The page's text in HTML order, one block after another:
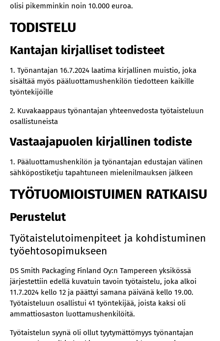
olisi pikemminkin noin 10.000 euroa.
TODISTELU
Kantajan kirjalliset todisteet
1. Työnantajan 16.7.2024 laatima kirjallinen muistio, joka
sisältää myös pääluottamushenkilön tiedotteen kaikille
työntekijöille
2. Kuvakaappaus työnantajan yhteenvedosta työtaisteluun
osallistuneista
Vastaajapuolen kirjallinen todiste
1. Pääluottamushenkilön ja työnantajan edustajan välinen
sähköpostiketju tapahtuneen mielenilmauksen jälkeen
TYÖTUOMIOISTUIMEN RATKAISU
Perustelut
Työtaistelutoimenpiteet ja kohdistuminen
työehtosopimukseen
DS Smith Packaging Finland Oy:n Tampereen yksikössä
järjestettiin edellä kuvatuin tavoin työtaistelu, joka alkoi
11.7.2024 kello 12 ja päättyi samana päivänä kello 19.00.
Työtaisteluun osallistui 41 työntekijää, joista kaksi oli
ammattiosaston luottamushenkilöitä.
Työtaistelun syynä oli ollut tyytymättömyys työnantajan